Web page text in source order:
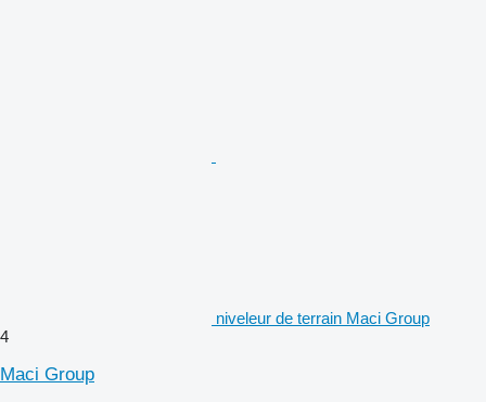
niveleur de terrain Maci Group
4
Maci Group